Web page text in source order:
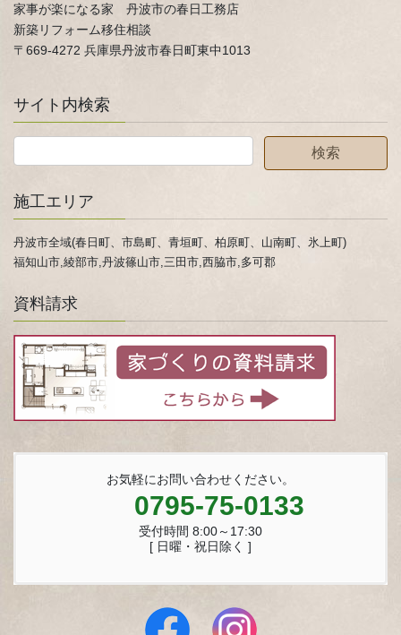
家事が楽になる家 丹波市の春日工務店
新築リフォーム移住相談
〒669-4272 兵庫県丹波市春日町東中1013
サイト内検索
施工エリア
丹波市全域(春日町、市島町、青垣町、柏原町、山南町、氷上町)
福知山市,綾部市,丹波篠山市,三田市,西脇市,多可郡
資料請求
お気軽にお問い合わせください。
0795-75-0133
受付時間 8:00～17:30
[ 日曜・祝日除く ]